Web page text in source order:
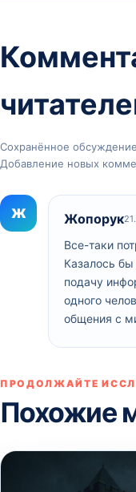
Сохранённое
Добавление новых
Ж Жопорук
Все-таки
Казалось
подачу
одного
общения с
ПРОДОЛЖАЙТЕ
Похожие